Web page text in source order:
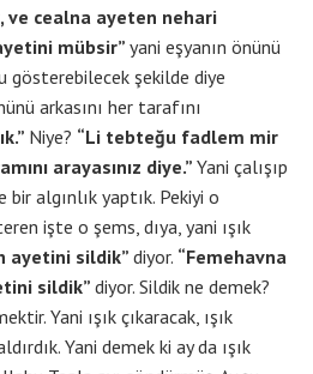
ve cealna ayeten nehari
mübsir” yani eşyanın önünü
gösterebilecek şekilde diye
arkasını her tarafını
Niye? “Li tebteğu fadlem mir
arayasınız diye.” Yani çalışıp
algınlık yaptık. Pekiyi o
işte o şems, dıya, yani ışık
ayetini sildik” diyor. “Femehavna
sildik” diyor. Sildik ne demek?
Yani ışık çıkaracak, ışık
Yani demek ki ay da ışık